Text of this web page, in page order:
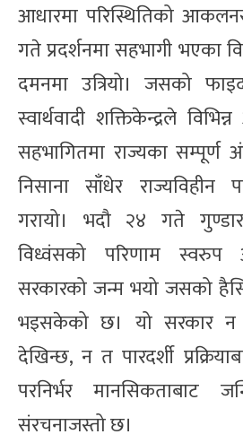
आधारमा परिस्थितिको
गते प्रदर्शनमा सहभागी भएका
दमनमा उत्रियो। जसको
स्वार्थवादी शक्तिकेन्द्रले
सहभागितमा राज्यका
निसाना साँधेर राज्यविहीन
गरायो। भदौ २४ गते
विध्वंसको परिणाम
सरकारको जन्म भयो जसको
भइसकेको छ। यो सरकार
देखिन्छ, न त पारदर्शी
परनिर्भर मानसिकताबाट
संरचनाजस्तो छ।